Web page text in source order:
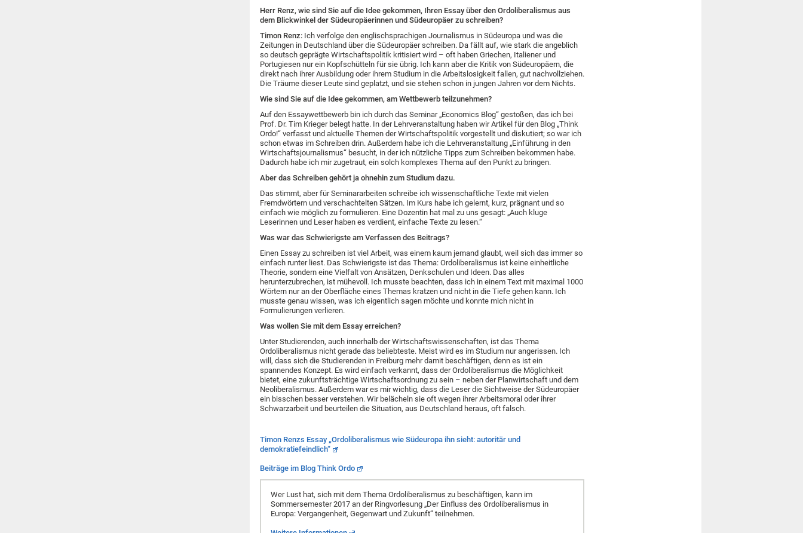
Herr Renz, wie sind Sie auf die Idee gekommen, Ihren Essay über den Ordoliberalismus aus
dem Blickwinkel der Südeuropäerinnen und Südeuropäer zu schreiben?
Timon Renz: Ich verfolge den englischsprachigen Journalismus in Südeuropa und was die
Zeitungen in Deutschland über die Südeuropäer schreiben. Da fällt auf, wie stark die angeblich
so deutsch geprägte Wirtschaftspolitik kritisiert wird – oft haben Griechen, Italiener und
Portugiesen nur ein Kopfschütteln für sie übrig. Ich kann aber die Kritik von Südeuropäern, die
direkt nach ihrer Ausbildung oder ihrem Studium in die Arbeitslosigkeit fallen, gut nachvollziehen.
Die Träume dieser Leute sind geplatzt, und sie stehen schon in jungen Jahren vor dem Nichts.
Wie sind Sie auf die Idee gekommen, am Wettbewerb teilzunehmen?
Auf den Essaywettbewerb bin ich durch das Seminar „Economics Blog“ gestoßen, das ich bei
Prof. Dr. Tim Krieger belegt hatte. In der Lehrveranstaltung haben wir Artikel für den Blog „Think
Ordo!“ verfasst und aktuelle Themen der Wirtschaftspolitik vorgestellt und diskutiert; so war ich
schon etwas im Schreiben drin. Außerdem habe ich die Lehrveranstaltung „Einführung in den
Wirtschaftsjournalismus“ besucht, in der ich nützliche Tipps zum Schreiben bekommen habe.
Dadurch habe ich mir zugetraut, ein solch komplexes Thema auf den Punkt zu bringen.
Aber das Schreiben gehört ja ohnehin zum Studium dazu.
Das stimmt, aber für Seminararbeiten schreibe ich wissenschaftliche Texte mit vielen
Fremdwörtern und verschachtelten Sätzen. Im Kurs habe ich gelernt, kurz, prägnant und so
einfach wie möglich zu formulieren. Eine Dozentin hat mal zu uns gesagt: „Auch kluge
Leserinnen und Leser haben es verdient, einfache Texte zu lesen.“
Was war das Schwierigste am Verfassen des Beitrags?
Einen Essay zu schreiben ist viel Arbeit, was einem kaum jemand glaubt, weil sich das immer so
einfach runter liest. Das Schwierigste ist das Thema: Ordoliberalismus ist keine einheitliche
Theorie, sondern eine Vielfalt von Ansätzen, Denkschulen und Ideen. Das alles
herunterzubrechen, ist mühevoll. Ich musste beachten, dass ich in einem Text mit maximal 1000
Wörtern nur an der Oberfläche eines Themas kratzen und nicht in die Tiefe gehen kann. Ich
musste genau wissen, was ich eigentlich sagen möchte und konnte mich nicht in
Formulierungen verlieren.
Was wollen Sie mit dem Essay erreichen?
Unter Studierenden, auch innerhalb der Wirtschaftswissenschaften, ist das Thema
Ordoliberalismus nicht gerade das beliebteste. Meist wird es im Studium nur angerissen. Ich
will, dass sich die Studierenden in Freiburg mehr damit beschäftigen, denn es ist ein
spannendes Konzept. Es wird einfach verkannt, dass der Ordoliberalismus die Möglichkeit
bietet, eine zukunftsträchtige Wirtschaftsordnung zu sein – neben der Planwirtschaft und dem
Neoliberalismus. Außerdem war es mir wichtig, dass die Leser die Sichtweise der Südeuropäer
ein bisschen besser verstehen. Wir belächeln sie oft wegen ihrer Arbeitsmoral oder ihrer
Schwarzarbeit und beurteilen die Situation, aus Deutschland heraus, oft falsch.
Timon Renzs Essay „Ordoliberalismus wie Südeuropa ihn sieht: autoritär und
demokratiefeindlich“
Beiträge im Blog Think Ordo
Wer Lust hat, sich mit dem Thema Ordoliberalismus zu beschäftigen, kann im
Sommersemester 2017 an der Ringvorlesung „Der Einfluss des Ordoliberalismus in
Europa: Vergangenheit, Gegenwart und Zukunft“ teilnehmen.